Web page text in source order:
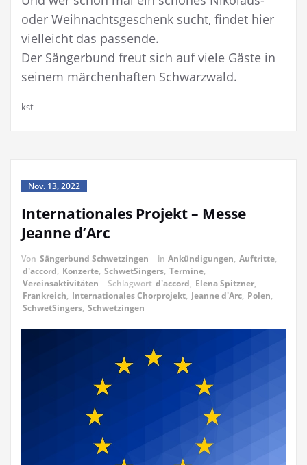
oder Weihnachtsgeschenk sucht, findet hier
vielleicht das passende.
Der Sängerbund freut sich auf viele Gäste in
seinem märchenhaften Schwarzwald.
kst
Nov. 13, 2022
Internationales Projekt – Messe
Jeanne d’Arc
Von Sängerbund Schwetzingen in Ankündigungen, Auftritte,
d'accord, Konzerte, SchwetSingers, Termine,
Vereinsaktivitäten
Schlagwort d'accord, Elena Spitzner,
Frankreich, Internationales Chorprojekt, Jeanne d'Arc, Polen,
SchwetSingers, Schwetzingen